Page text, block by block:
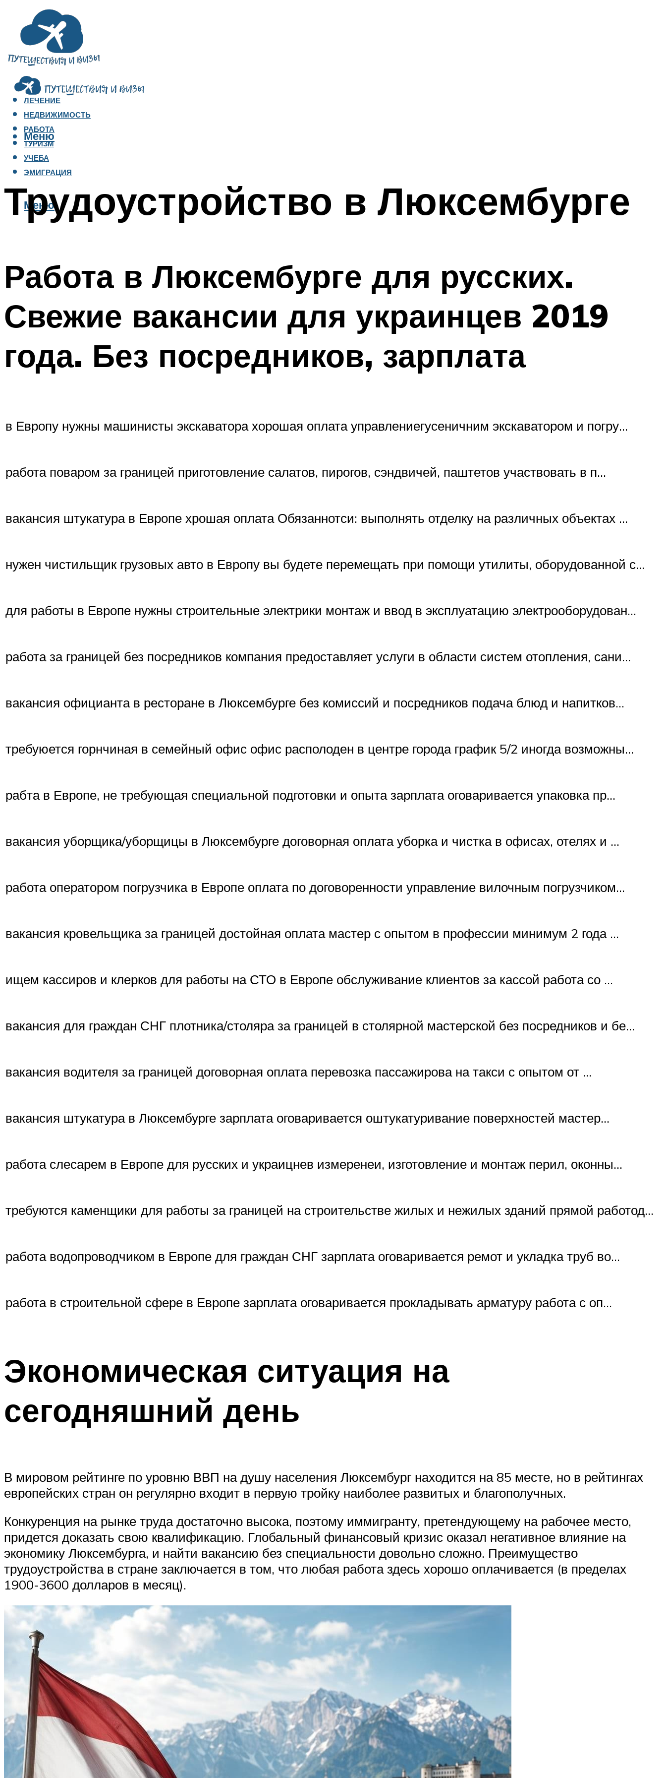
ЛЕЧЕНИЕ
НЕДВИЖИМОСТЬ
РАБОТА
ТУРИЗМ
УЧЕБА
ЭМИГРАЦИЯ
Меню
Меню
Трудоустройство в Люксембурге
Работа в Люксембурге для русских.
Свежие вакансии для украинцев 2019
года. Без посредников, зарплата
в Европу нужны машинисты экскаватора хорошая оплата управлениегусеничним экскаватором и погру…
работа поваром за границей приготовление салатов, пирогов, сэндвичей, паштетов участвовать в п…
вакансия штукатура в Европе хрошая оплата Обязаннотси: выполнять отделку на различных объектах …
нужен чистильщик грузовых авто в Европу вы будете перемещать при помощи утилиты, оборудованной с…
для работы в Европе нужны строительные электрики монтаж и ввод в эксплуатацию электрооборудован…
работа за границей без посредников компания предоставляет услуги в области систем отопления, сани…
вакансия официанта в ресторане в Люксембурге без комиссий и посредников подача блюд и напитков…
требуюется горнчиная в семейный офис офис располоден в центре города график 5/2 иногда возможны…
рабта в Европе, не требующая специальной подготовки и опыта зарплата оговаривается упаковка пр…
вакансия уборщика/уборщицы в Люксембурге договорная оплата уборка и чистка в офисах, отелях и …
работа оператором погрузчика в Европе оплата по договоренности управление вилочным погрузчиком…
вакансия кровельщика за границей достойная оплата мастер с опытом в профессии минимум 2 года …
ищем кассиров и клерков для работы на СТО в Европе обслуживание клиентов за кассой работа со …
вакансия для граждан СНГ плотника/столяра за границей в столярной мастерской без посредников и бе…
вакансия водителя за границей договорная оплата перевозка пассажирова на такси с опытом от …
вакансия штукатура в Люксембурге зарплата оговаривается оштукатуривание поверхностей мастер…
работа слесарем в Европе для русских и украицнев измеренеи, изготовление и монтаж перил, оконны…
требуются каменщики для работы за границей на строительстве жилых и нежилых зданий прямой работод…
работа водопроводчиком в Европе для граждан СНГ зарплата оговаривается ремот и укладка труб во…
работа в строительной сфере в Европе зарплата оговаривается прокладывать арматуру работа с оп…
Экономическая ситуация на
сегодняшний день
В мировом рейтинге по уровню ВВП на душу населения Люксембург находится на 85 месте, но в рейтингах
европейских стран он регулярно входит в первую тройку наиболее развитых и благополучных.
Конкуренция на рынке труда достаточно высока, поэтому иммигранту, претендующему на рабочее место,
придется доказать свою квалификацию. Глобальный финансовый кризис оказал негативное влияние на
экономику Люксембурга, и найти вакансию без специальности довольно сложно. Преимущество
трудоустройства в стране заключается в том, что любая работа здесь хорошо оплачивается (в пределах
1900-3600 долларов в месяц).